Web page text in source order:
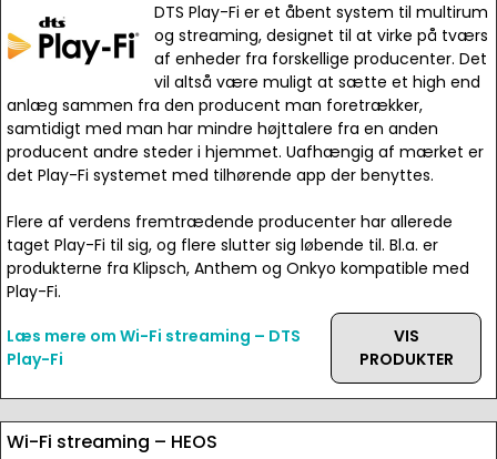
DTS Play-Fi er et åbent system til multirum
og streaming, designet til at virke på tværs
af enheder fra forskellige producenter. Det
vil altså være muligt at sætte et high end
anlæg sammen fra den producent man foretrækker,
samtidigt med man har mindre højttalere fra en anden
producent andre steder i hjemmet. Uafhængig af mærket er
det Play-Fi systemet med tilhørende app der benyttes.
Flere af verdens fremtrædende producenter har allerede
taget Play-Fi til sig, og flere slutter sig løbende til. Bl.a. er
produkterne fra Klipsch, Anthem og Onkyo kompatible med
Play-Fi.
Læs mere om Wi-Fi streaming – DTS
Play-Fi
VIS
PRODUKTER
Wi-Fi streaming – HEOS